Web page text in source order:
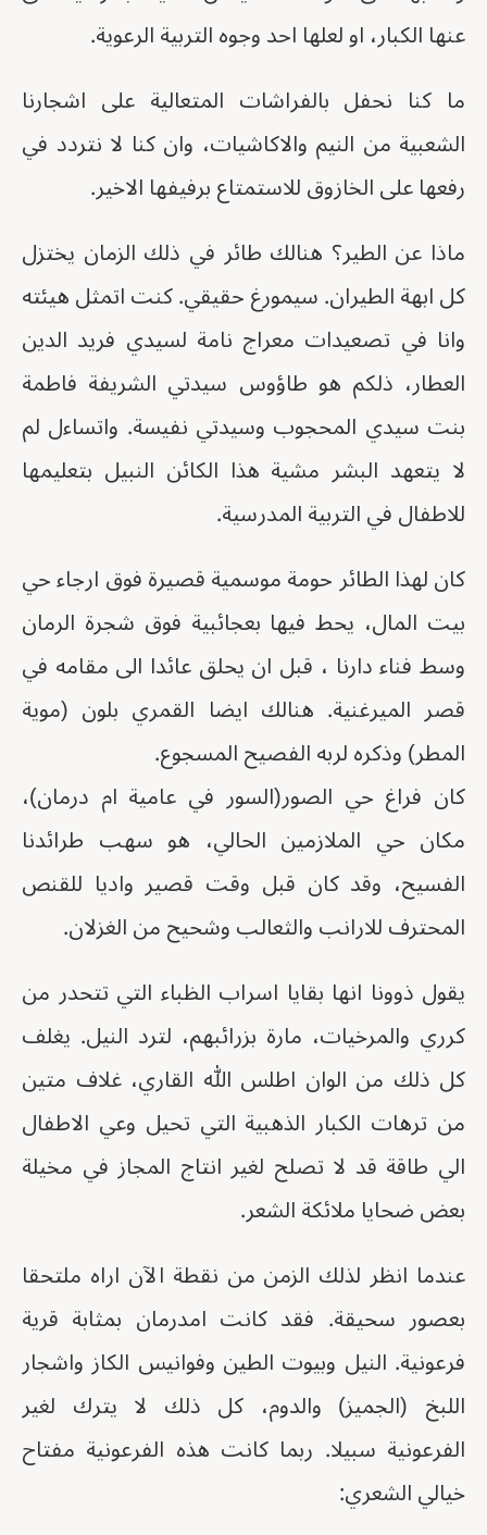
عنها الكبار، او لعلها احد وجوه التربية الرعوية.
ما كنا نحفل بالفراشات المتعالية على اشجارنا
الشعبية من النيم والاكاشيات، وان كنا لا نتردد في
رفعها على الخازوق للاستمتاع برفيفها الاخير.
ماذا عن الطير؟ هنالك طائر في ذلك الزمان يختزل
كل ابهة الطيران. سيمورغ حقيقي. كنت اتمثل هيئته
وانا في تصعيدات معراج نامة لسيدي فريد الدين
العطار، ذلكم هو طاؤوس سيدتي الشريفة فاطمة
بنت سيدي المحجوب وسيدتي نفيسة. واتساءل لم
لا يتعهد البشر مشية هذا الكائن النبيل بتعليمها
للاطفال في التربية المدرسية.
كان لهذا الطائر حومة موسمية قصيرة فوق ارجاء حي
بيت المال، يحط فيها بعجائبية فوق شجرة الرمان
وسط فناء دارنا ، قبل ان يحلق عائدا الى مقامه في
قصر الميرغنية. هنالك ايضا القمري بلون (موية
المطر) وذكره لربه الفصيح المسجوع.
كان فراغ حي الصور(السور في عامية ام درمان)،
مكان حي الملازمين الحالي، هو سهب طرائدنا
الفسيح، وقد كان قبل وقت قصير واديا للقنص
المحترف للارانب والثعالب وشحيح من الغزلان.
يقول ذوونا انها بقايا اسراب الظباء التي تتحدر من
كرري والمرخيات، مارة بزرائبهم، لترد النيل. يغلف
كل ذلك من الوان اطلس الله القاري، غلاف متين
من ترهات الكبار الذهبية التي تحيل وعي الاطفال
الي طاقة قد لا تصلح لغير انتاج المجاز في مخيلة
بعض ضحايا ملائكة الشعر.
عندما انظر لذلك الزمن من نقطة الآن اراه ملتحقا
بعصور سحيقة. فقد كانت امدرمان بمثابة قرية
فرعونية. النيل وبيوت الطين وفوانيس الكاز واشجار
اللبخ (الجميز) والدوم، كل ذلك لا يترك لغير
الفرعونية سبيلا. ربما كانت هذه الفرعونية مفتاح
خيالي الشعري: